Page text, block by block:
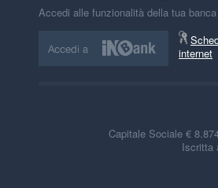
Accedi alle funzionalità della tua
internet
Capitale Sociale €
Iscritta